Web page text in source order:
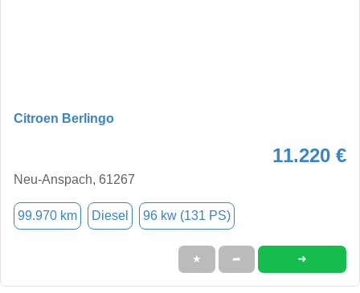
Citroen Berlingo
11.220 €
Neu-Anspach, 61267
99.970 km Diesel 96 kw (131 PS)
★ ➦ ➜